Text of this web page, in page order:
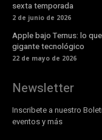
sexta temporada
2 de junio de 2026
Apple bajo Ternus: lo
gigante tecnológico
22 de mayo de 2026
Newsletter
Inscribete a nuestro
eventos y más